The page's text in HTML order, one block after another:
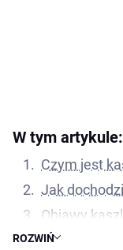
W tym artykule:
ROZWIŃ
Czym jest
Jak
Objawy
Po czym